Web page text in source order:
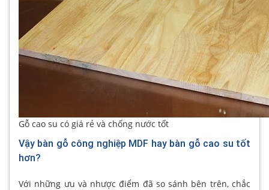
Gỗ cao su có giá rẻ và chống nước tốt
Vậy bàn gỗ công nghiệp MDF hay bàn gỗ cao su tốt
hơn?
Với những ưu và nhược điểm đã so sánh bên trên, chắc